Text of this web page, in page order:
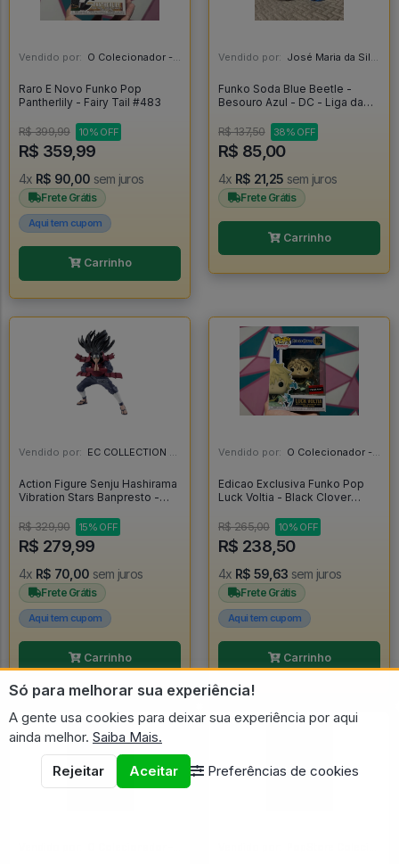
Vendido por: O Colecionador - SP
Raro E Novo Funko Pop
Pantherlily - Fairy Tail #483
R$ 399,99 10% OFF
R$ 359,99
4x R$ 90,00 sem juros
Frete Grátis
Aqui tem cupom
Carrinho
Vendido por: José Maria da Silva Junior - AL
Funko Soda Blue Beetle -
Besouro Azul - DC - Liga da
R$ 137,50
38% OFF
R$ 85,00
4x R$ 21,25 sem juros
Frete Grátis
Carrinho
Vendido por: EC COLLECTION - SP
Action Figure Senju Hashirama
Vibration Stars Banpresto -
R$ 329,90
15% OFF
R$ 279,99
4x R$ 70,00 sem juros
Frete Grátis
Aqui tem cupom
Carrinho
Vendido por: O Colecionador - SP
Edicao Exclusiva Funko Pop
Luck Voltia - Black Clover
R$ 265,00
10% OFF
R$ 238,50
4x R$ 59,63 sem juros
Frete Grátis
Aqui tem cupom
Carrinho
Só para melhorar sua experiência!
A gente usa cookies para deixar sua experiência por aqui
ainda melhor. Saiba Mais.
Rejeitar
Aceitar Preferências de cookies